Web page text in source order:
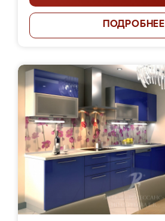
ПОДРОБНЕЕ